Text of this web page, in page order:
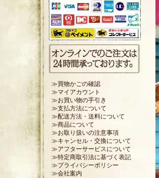
≫買物かごの確認
≫マイアカウント
≫お買い物の手引き
≫支払方法について
≫配送方法・送料について
≫商品について
≫お取り扱いの注意事項
≫キャンセル・交換について
≫アフターサービスについて
≫特定商取引法に基づく表記
≫プライバシーポリシー
≫会社案内